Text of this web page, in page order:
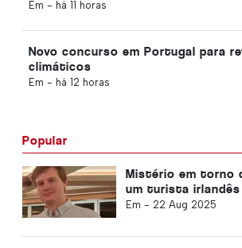
Em - há 11 horas
Novo concurso em Portugal para
climáticos
Em - há 12 horas
Popular
Mistério em torno
um turista irlandês
Em - 22 Aug 2025